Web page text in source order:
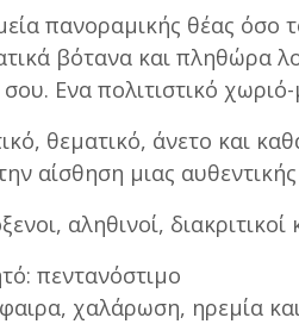
πανοραμικής θέας όσο
βότανα και πληθώρα
Ενα πολιτιστικό
θεματικό, άνετο και
αίσθηση μιας αυθεντικής
αληθινοί,
πεντανόστιμο
χαλάρωση, ηρεμία